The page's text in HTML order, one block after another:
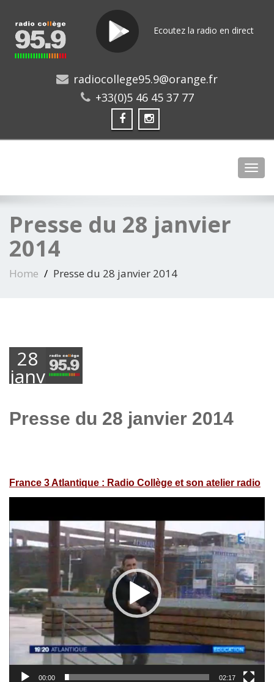
Ecoutez la radio en direct
radiocollege95.9@orange.fr
+33(0)5 46 45 37 77
Presse du 28 janvier
2014
Home Presse du 28 janvier 2014
28
janvier
Presse du 28 janvier 2014
France 3 Atlantique : Radio Collège et son atelier radio
00:00 02:17